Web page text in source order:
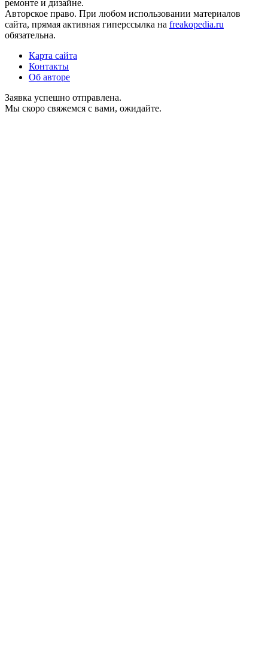
ремонте и дизайне.
Авторское право. При любом использовании материалов
сайта, прямая активная гиперссылка на freakopedia.ru
обязательна.
Карта сайта
Контакты
Об авторе
Заявка успешно отправлена.
Мы скоро свяжемся с вами, ожидайте.